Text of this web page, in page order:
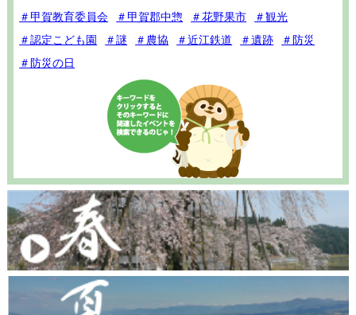
＃甲賀教育委員会
＃甲賀郡中惣 ＃花野果市
＃観光
＃認定こども園
＃謎 ＃農協 ＃近江鉄道 ＃遺跡
＃防災
＃防災の日